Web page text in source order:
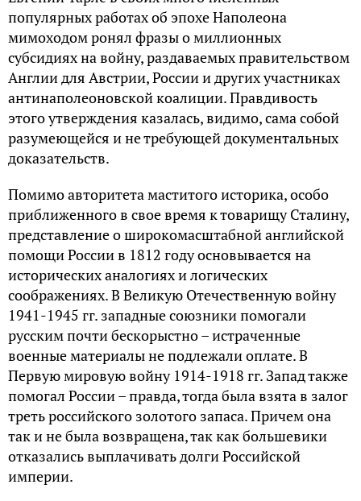
популярных работах об эпохе Наполеона
мимоходом ронял фразы о миллионных
субсидиях на войну, раздаваемых правительством
Англии для Австрии, России и других участниках
антинаполеоновской коалиции. Правдивость
этого утверждения казалась, видимо, сама собой
разумеющейся и не требующей документальных
доказательств.
Помимо авторитета маститого историка, особо
приближенного в свое время к товарищу Сталину,
представление о широкомасштабной английской
помощи России в 1812 году основывается на
исторических аналогиях и логических
соображениях. В Великую Отечественную войну
1941-1945 гг. западные союзники помогали
русским почти бескорыстно – истраченные
военные материалы не подлежали оплате. В
Первую мировую войну 1914-1918 гг. Запад также
помогал России – правда, тогда была взята в залог
треть российского золотого запаса. Причем она
так и не была возвращена, так как большевики
отказались выплачивать долги Российской
империи.